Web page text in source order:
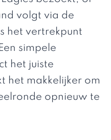
volgt via de
het vertrekpunt
simpele
het juiste
het makkelijker om
opnieuw te